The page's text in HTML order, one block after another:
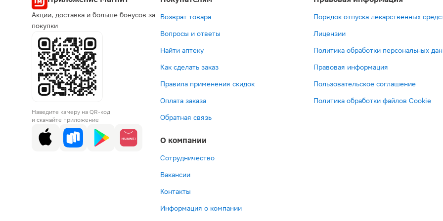
Акции, доставка и больше бонусов за
покупки
Наведите камеру на QR-код
и скачайте приложение
Возврат товара
Вопросы и ответы
Найти аптеку
Как сделать заказ
Правила применения скидок
Оплата заказа
Обратная связь
О компании
Сотрудничество
Вакансии
Контакты
Информация о компании
Порядок отпуска лекарственных
Лицензии
Политика обработки персональных
Правовая информация
Пользовательское соглашение
Политика обработки файлов Cookie